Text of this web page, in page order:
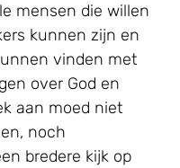
mensen die willen
kunnen zijn en
vinden met
over God en
aan moed niet
noch
bredere kijk op